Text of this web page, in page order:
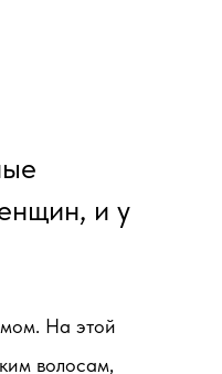
и у
На этой
волосам,